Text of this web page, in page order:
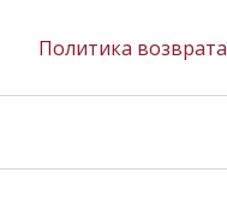
Политика возврата